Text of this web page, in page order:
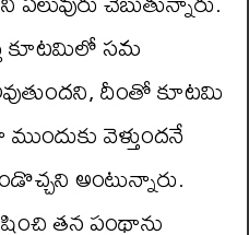
కూటమిలో సమ
దీంతో కూటమి
వెళ్తుందనే
అంటున్నారు.
తన పంథాను